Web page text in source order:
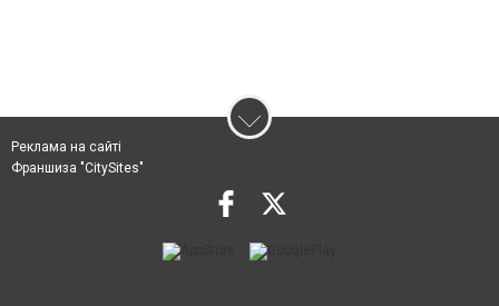
Реклама на сайті
Франшиза "CitySites"